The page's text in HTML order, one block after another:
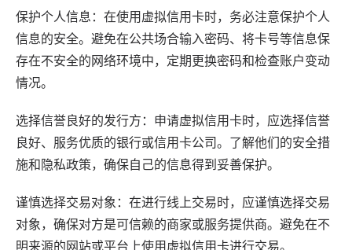
保护个人信息：在使用虚拟信用卡时，务必注意保护个人
信息的安全。避免在公共场合输入密码、将卡号等信息保
存在不安全的网络环境中，定期更换密码和检查账户变动
情况。
选择信誉良好的发行方：申请虚拟信用卡时，应选择信誉
良好、服务优质的银行或信用卡公司。了解他们的安全措
施和隐私政策，确保自己的信息得到妥善保护。
谨慎选择交易对象：在进行线上交易时，应谨慎选择交易
对象，确保对方是可信赖的商家或服务提供商。避免在不
明来源的网站或平台上使用虚拟信用卡进行交易。